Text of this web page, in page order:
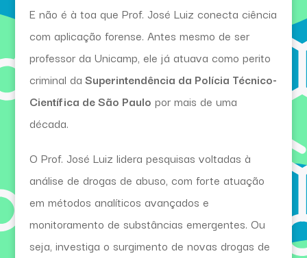
E não é à toa que Prof. José Luiz conecta ciência
com aplicação forense. Antes mesmo de ser
professor da Unicamp, ele já atuava como perito
criminal daSuperintendência da Polícia Técnico-
Científica de São Paulo por mais de uma
década.
O Prof. José Luiz lidera pesquisas voltadas à
análise de drogas de abuso, com forte atuação
em métodos analíticos avançados e
monitoramento de substâncias emergentes. Ou
seja, investiga o surgimento de novas drogas de